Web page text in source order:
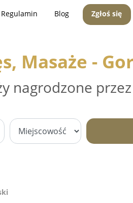
Regulamin Blog Zgłoś się
Masaże -
nagrodzone przez